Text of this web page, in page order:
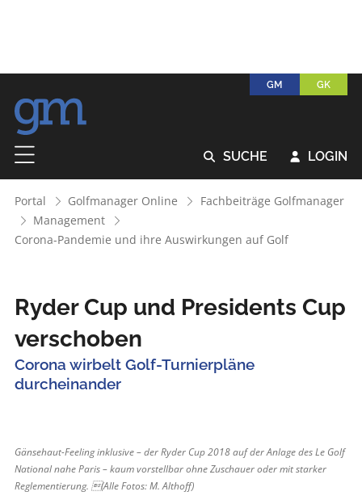
GM GK
 SUCHE  LOGIN
Portal Golfmanager Online
Fachbeiträge Golfmanager
Management
Corona-Pandemie und ihre Auswirkungen auf Golf
Ryder Cup und Presidents Cup
verschoben
Corona wirbelt Golf-Turnierpläne
durcheinander
Gänsehaut-Feeling inklusive – der Ryder Cup 2018 auf der Anlage des Le Golf
National nahe Paris – kaum vorstellbar ohne Zuschauer oder mit starker
Reglementierung. (Alle Fotos: M. Althoff)